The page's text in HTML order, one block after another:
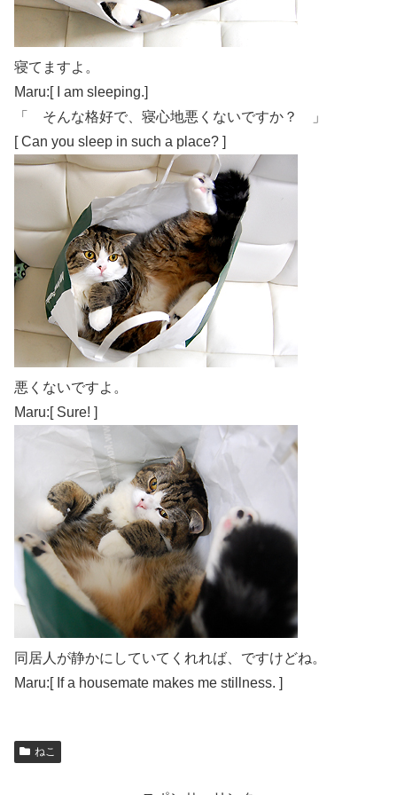
寝てますよ。
Maru:[ I am sleeping.]
「 そんな格好で、寝心地悪くないですか？ 」
[ Can you sleep in such a place? ]
悪くないですよ。
Maru:[ Sure! ]
同居人が静かにしていてくれれば、ですけどね。
Maru:[ If a housemate makes me stillness. ]
ねこ